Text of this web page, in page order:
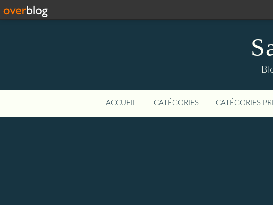
ACCUEIL CATÉGORIES CATÉGORIES